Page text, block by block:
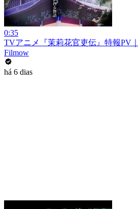
0:35
TVアニメ『茉莉花官吏伝』特報PV
Filmow
há 6 dias